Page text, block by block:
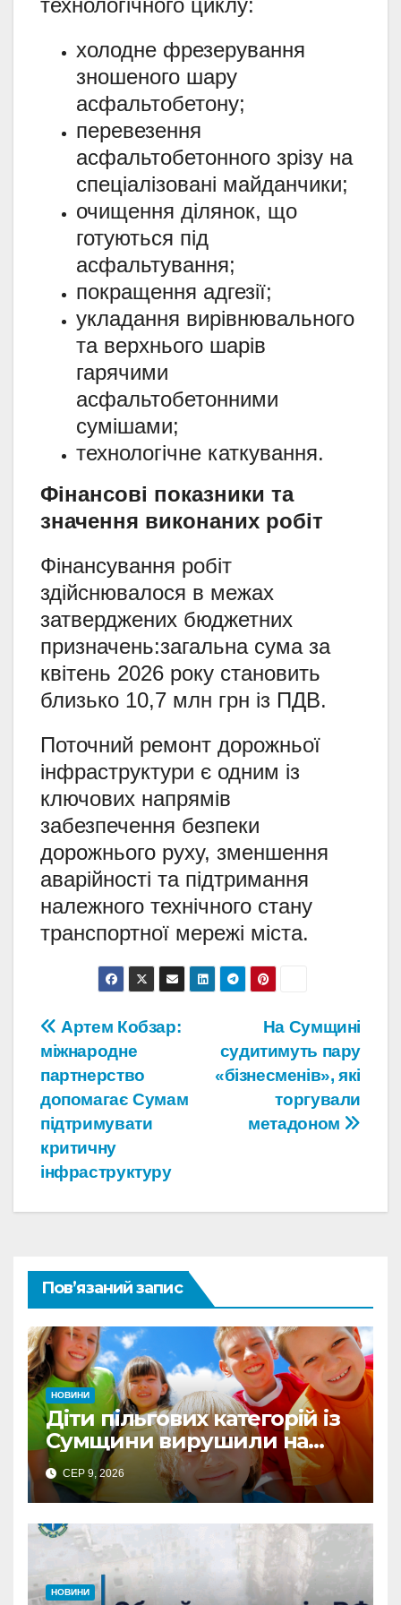
холодне фрезерування
зношеного шару
асфальтобетону;
перевезення
асфальтобетонного зрізу на
спеціалізовані майданчики;
очищення ділянок, що
готуються під
асфальтування;
покращення адгезії;
укладання вирівнювального
та верхнього шарів
гарячими
асфальтобетонними
сумішами;
технологічне каткування.
Фінансові показники та
значення виконаних робіт
Фінансування робіт
здійснювалося в межах
затверджених бюджетних
призначень:загальна сума за
квітень 2026 року становить
близько 10,7 млн грн із ПДВ.
Поточний ремонт дорожньої
інфраструктури є одним із
ключових напрямів
забезпечення безпеки
дорожнього руху, зменшення
аварійності та підтримання
належного технічного стану
транспортної мережі міста.
Навігація
записів
На Сумщині
судитимуть пару
«бізнесменів», які
торгували
метадоном
Артем Кобзар:
міжнародне
партнерство
допомагає Сумам
підтримувати
критичну
інфраструктуру
Пов’язаний запис
НОВИНИ
Діти пільгових категорій із
Сумщини вирушили на
оздоровлення до Польщі
СЕР 9, 2026
НОВИНИ